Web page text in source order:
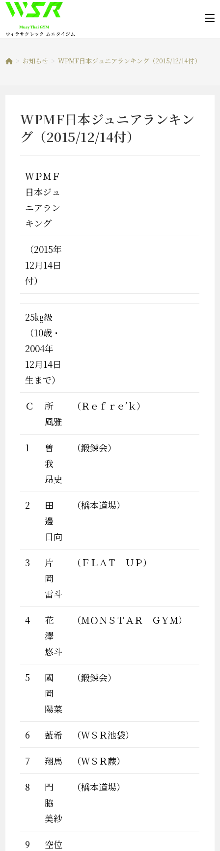
コ
ウィラサクレック ムエタイジム
> お知らせ > WPMF日本ジュニアランキング（2015/12/14付）
WPMF日本ジュニアランキン
グ（2015/12/14付）
ＷＰＭＦ
日本ジュ
ニアラン
キング
（2015年
12月14日
付）
25㎏級
（10歳・
2004年
12月14日
生まで）
Ｃ
所
風雅
（Ｒｅｆｒｅ’ｋ）
1
曽
我
昂史
（鍛錬会）
2
田
邊
日向
（橋本道場）
3
片
岡
雷斗
（ＦＬＡＴ－ＵＰ）
4
花
澤
悠斗
（ＭＯＮＳＴＡＲ ＧＹＭ）
5
國
岡
陽菜
（鍛錬会）
6 藍希 （ＷＳＲ池袋）
7 翔馬 （ＷＳＲ蕨）
8
門
脇
美紗
（橋本道場）
9 空位